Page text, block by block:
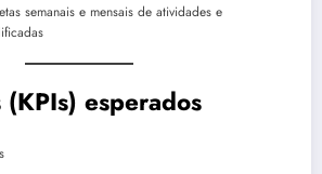
semanais e mensais de atividades e
esperados